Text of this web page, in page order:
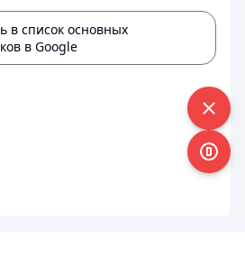
в список основных
в Google